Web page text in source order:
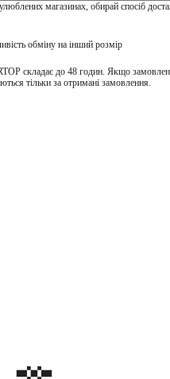
магазинах, обирай спосіб
обміну на інший розмір
складає до 48 годин. Якщо
тільки за отримані замовлення.